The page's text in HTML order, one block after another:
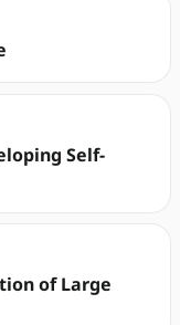
Self-
of Large